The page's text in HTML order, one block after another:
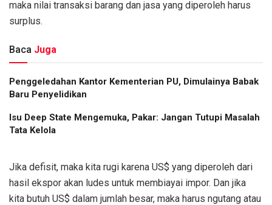
maka nilai transaksi barang dan jasa yang diperoleh harus
surplus.
Baca Juga
Penggeledahan Kantor Kementerian PU, Dimulainya Babak
Baru Penyelidikan
Isu Deep State Mengemuka, Pakar: Jangan Tutupi Masalah
Tata Kelola
Jika defisit, maka kita rugi karena US$ yang diperoleh dari
hasil ekspor akan ludes untuk membiayai impor. Dan jika
kita butuh US$ dalam jumlah besar, maka harus ngutang atau